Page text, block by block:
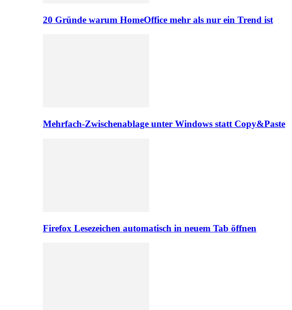
20 Gründe warum HomeOffice mehr als nur ein Trend ist
Mehrfach-Zwischenablage unter Windows statt Copy&Paste
Firefox Lesezeichen automatisch in neuem Tab öffnen